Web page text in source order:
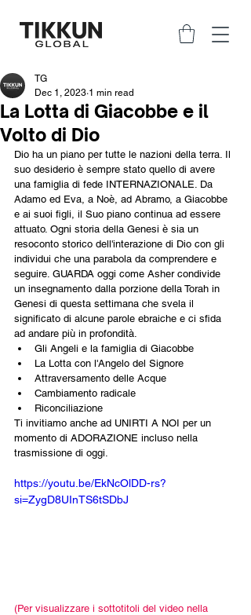
La Lotta di Giacobbe e il
Volto di Dio
TG
Dec 1, 2023 1 min read
Dio ha un piano per tutte le nazioni della terra. Il
suo desiderio è sempre stato quello di avere
una famiglia di fede INTERNAZIONALE. Da
Adamo ed Eva, a Noè, ad Abramo, a Giacobbe
e ai suoi figli, il Suo piano continua ad essere
attuato. Ogni storia della Genesi è sia un
resoconto storico dell'interazione di Dio con gli
individui che una parabola da comprendere e
seguire. GUARDA oggi come Asher condivide
un insegnamento dalla porzione della Torah in
Genesi di questa settimana che svela il
significato di alcune parole ebraiche e ci sfida
ad andare più in profondità.
Gli Angeli e la famiglia di Giacobbe
La Lotta con l'Angelo del Signore
Attraversamento delle Acque
Cambiamento radicale
Riconciliazione
Ti invitiamo anche ad UNIRTI A NOI per un
momento di ADORAZIONE incluso nella
trasmissione di oggi.
https://youtu.be/EkNcOlDD-rs?
si=ZygD8UInTS6tSDbJ
(Per visualizzare i sottotitoli del video nella